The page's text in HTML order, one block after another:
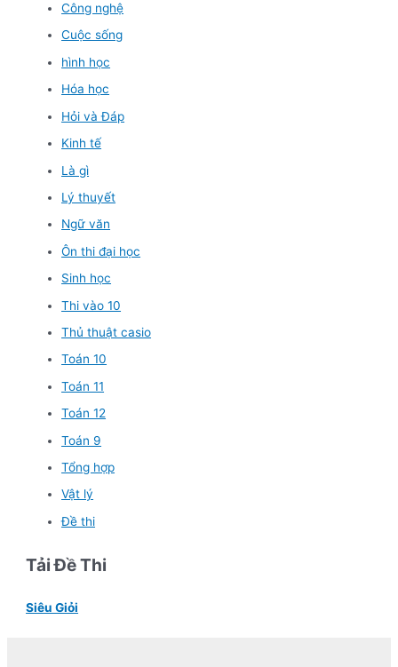
Công nghệ
Cuộc sống
hình học
Hóa học
Hỏi và Đáp
Kinh tế
Là gì
Lý thuyết
Ngữ văn
Ôn thi đại học
Sinh học
Thi vào 10
Thủ thuật casio
Toán 10
Toán 11
Toán 12
Toán 9
Tổng hợp
Vật lý
Đề thi
Tải Đề Thi
Siêu Giỏi